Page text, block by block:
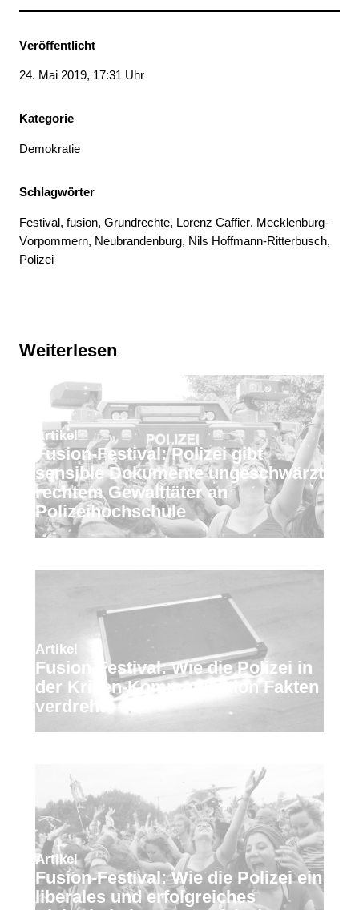
Veröffentlicht
24. Mai 2019, 17:31 Uhr
Kategorie
Demokratie
Schlagwörter
Festival , fusion, Grundrechte, Lorenz Caffier, Mecklenburg-
Vorpommern, Neubrandenburg, Nils Hoffmann-Ritterbusch
Polizei
Weiterlesen
Artikel
Fusion-Festival: Polizei gibt
sensible Dokumente ungeschwärzt
rechtem Gewalttäter an
Polizeihochschule
Artikel
Fusion-Festival: Wie die Polizei in
der Krisen-Kommunikation Fakten
verdreht
Artikel
Fusion-Festival: Wie die Polizei ein
liberales und erfolgreiches